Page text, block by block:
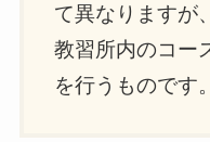
て異なりますが
教習所内のコー
を行うものです。